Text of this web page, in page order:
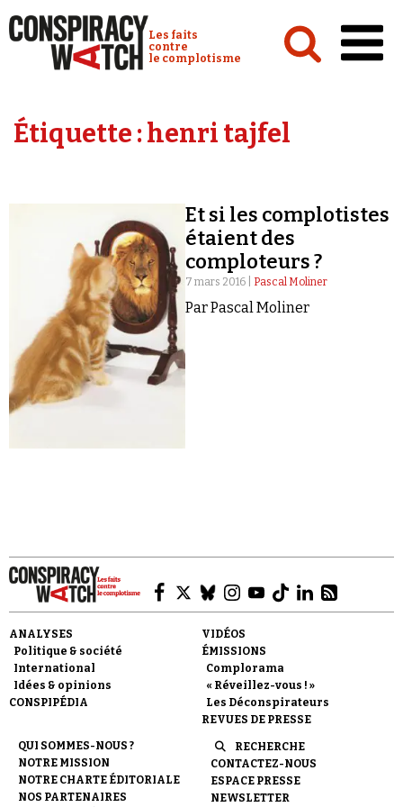
Conspiracy Watch :
Les faits
contre
le complotisme
Analyses
Émissions
Revues de presse
Demander à Vera
Étiquette :henri tajfel
Et si les complotistes
étaient des
comploteurs ?
7 mars 2016 | Pascal Moliner
Par Pascal Moliner
ANALYSES
Politique & société
International
Idées & opinions
CONSPIPÉDIA
VIDÉOS
ÉMISSIONS
Complorama
« Réveillez-vous ! »
Les Déconspirateurs
REVUES DE PRESSE
QUI SOMMES-NOUS ?
NOTRE MISSION
NOTRE CHARTE ÉDITORIALE
NOS PARTENAIRES
RECHERCHE
CONTACTEZ-NOUS
ESPACE PRESSE
NEWSLETTER